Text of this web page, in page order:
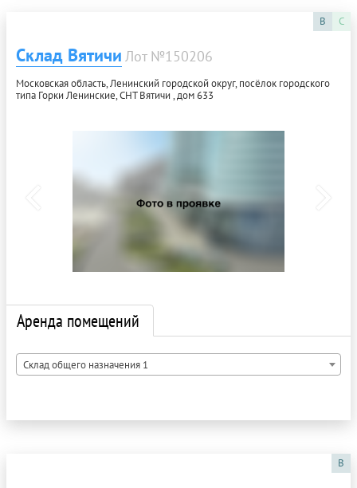
B C
Склад Вятичи Лот №150206
Московская область, Ленинский городской округ, посёлок городского
типа Горки Ленинские, СНТ Вятичи , дом 633
Аренда помещений
Склад общего назначения 1
B